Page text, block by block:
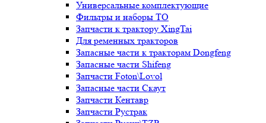
Универсальные комплектующие
Фильтры и наборы ТО
Запчасти к трактору XingTai
Для ременных тракторов
Запасные части к тракторам Dongfeng
Запасные части Shifeng
Запчасти Foton\Lovol
Запасные части Скаут
Запчасти Кентавр
Запчасти Рустрак